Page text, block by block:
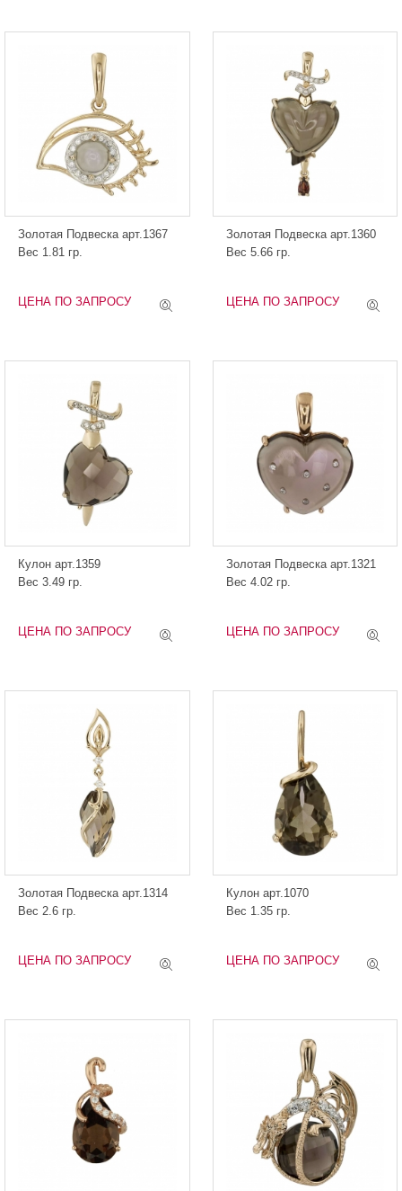
Золотая Подвеска арт.1367
Вес 1.81 гр.
ЦЕНА ПО ЗАПРОСУ
Золотая Подвеска арт.1360
Вес 5.66 гр.
ЦЕНА ПО ЗАПРОСУ
Кулон арт.1359
Вес 3.49 гр.
ЦЕНА ПО ЗАПРОСУ
Золотая Подвеска арт.1321
Вес 4.02 гр.
ЦЕНА ПО ЗАПРОСУ
Золотая Подвеска арт.1314
Вес 2.6 гр.
ЦЕНА ПО ЗАПРОСУ
Кулон арт.1070
Вес 1.35 гр.
ЦЕНА ПО ЗАПРОСУ